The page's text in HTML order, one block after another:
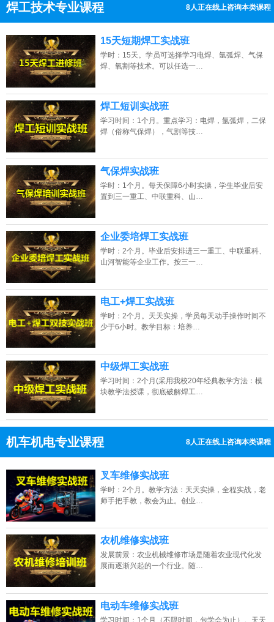
焊工技术专业课程 8人正在线上咨询本类课程
点击免费咨询电话：13807313137
15天短期焊工实战班
学时：15天。学员可选择学习电焊、氩弧焊、气保
焊、氧割等技术。可以任选一…
焊工短训实战班
学习时间：1个月。重点学习：电焊，氩弧焊，二保
焊（俗称气保焊），气割等技…
气保焊实战班
学时：1个月。每天保障6小时实操，学生毕业后安
置到三一重工、中联重科、山…
企业委培焊工实战班
学时：2个月。毕业后安排进三一重工、中联重科、
山河智能等企业工作。按三一…
电工+焊工实战班
学时：2个月。天天实操，学员每天动手操作时间不
少于6小时。教学目标：培养…
中级焊工实战班
学习时间：2个月(采用我校20年经典教学方法：模
块教学法授课，彻底破解焊工…
机车机电专业课程 8人正在线上咨询本类课程
点击免费咨询电话：13807313137
叉车维修实战班
学时：2个月。教学方法：天天实操，全程实战，老
师手把手教，教会为止。创业…
农机维修实战班
发展前景：农业机械维修市场是随着农业现代化发
展而逐渐兴起的一个行业。随…
电动车维修实战班
学习时间：1个月（不限时间，包学会为止）。天天